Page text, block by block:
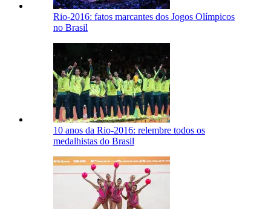
Rio-2016: fatos marcantes dos Jogos Olímpicos
no Brasil
10 anos da Rio-2016: relembre todos os
medalhistas do Brasil